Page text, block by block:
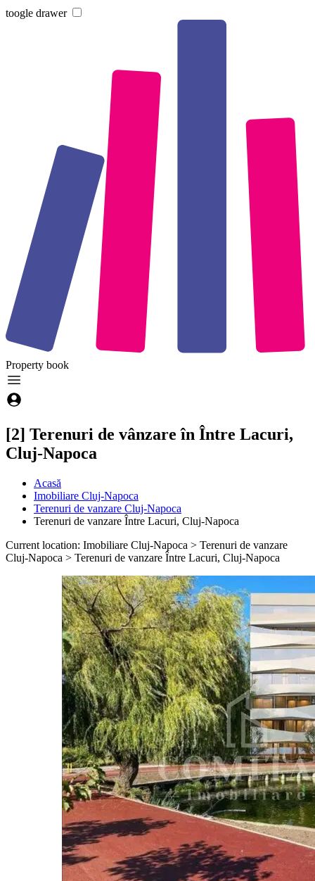
toogle drawer
Property book
[2] Terenuri de vânzare în Între Lacuri,
Cluj-Napoca
Acasă
Imobiliare Cluj-Napoca
Terenuri de vanzare Cluj-Napoca
Terenuri de vanzare Între Lacuri, Cluj-Napoca
Current location: Imobiliare Cluj-Napoca > Terenuri de vanzare
Cluj-Napoca > Terenuri de vanzare Între Lacuri, Cluj-Napoca